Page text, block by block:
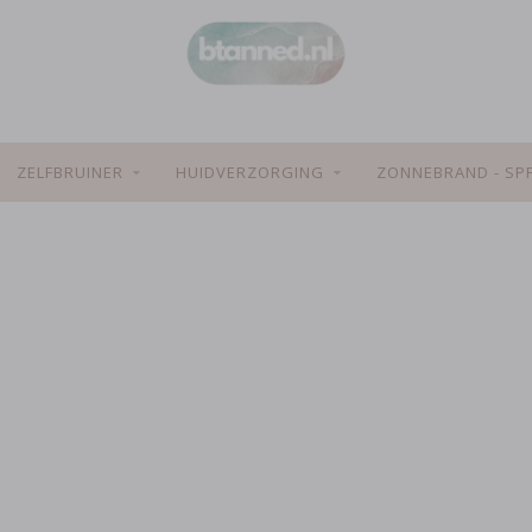
ZELFBRUINER HUIDVERZORGING ZONNEBRAND -